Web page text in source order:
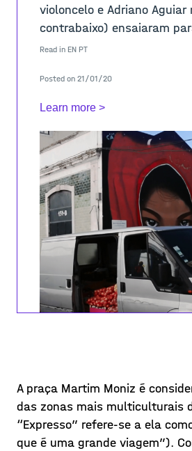
violoncelo e Adriano Aguiar
contrabaixo) ensaiaram
Sons e Lugares Viajantes. Este é um
Composiç
Read in EN PT
Posted on 21/01/20
Learn more >
Uma das partes
A-Sound Place é trabalhar
audiovisual que possa
A praça Martim Moniz é
das zonas mais multiculturais
“Expresso” refere-se a ela
que é uma grande viagem”).